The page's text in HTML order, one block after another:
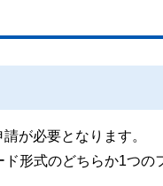
が必要となります。
形式のどちらか1つ